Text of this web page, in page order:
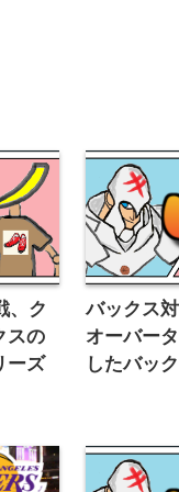
、ク
スの
ーズ
バックス
オーバー
したバッ